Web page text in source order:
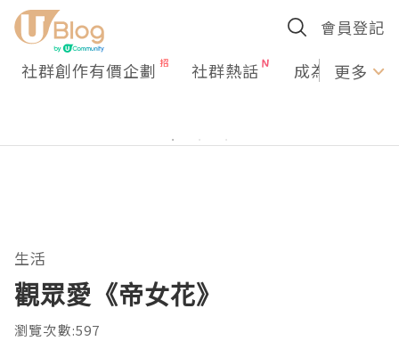
會員登記
社群創作有價企劃 社群熱話 成為U更多
生活
觀眾愛《帝女花》
瀏覽次數:597